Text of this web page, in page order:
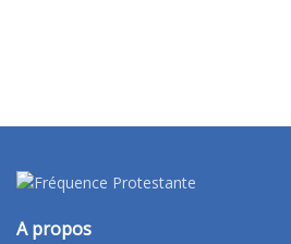
A propos